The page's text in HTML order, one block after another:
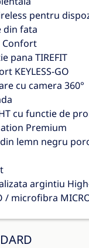
pentru
din fata
Confort
pana TIREFIT
KEYLESS-GO
cu camera 360°
cu functie de
Premium
lemn negru
argintiu
/ microfibra